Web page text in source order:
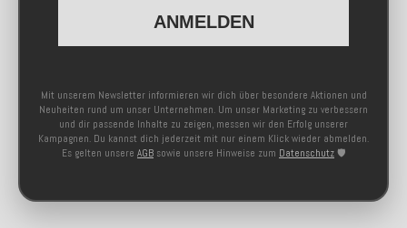
ANMELDEN
Mit unserem Newsletter informieren wir dich über besondere Aktionen und
Neuheiten rund um unser Unternehmen. Um unser Marketing zu verbessern
und dir passende Inhalte zu zeigen, messen wir den Erfolg unserer
Kampagnen. Du kannst dich jederzeit mit nur einem Klick wieder abmelden.
Es gelten unsere AGB sowie unsere Hinweise zum Datenschutz 🛡️